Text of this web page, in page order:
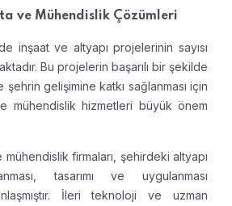
ve Mühendislik Çözümleri
inşaat ve altyapı projelerinin sayısı
Bu projelerin başarılı bir şekilde
gelişimine katkı sağlanması için
mühendislik hizmetleri büyük önem
firmaları, şehirdeki altyapı
tasarımı ve uygulanması
İleri teknoloji ve uzman